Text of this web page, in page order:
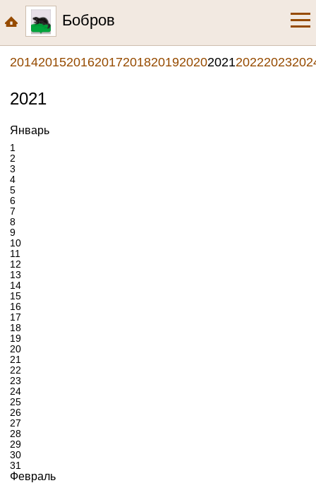
Бобров
2014201520162017201820192020202120222023
2021
Январь
1
2
3
4
5
6
7
8
9
10
11
12
13
14
15
16
17
18
19
20
21
22
23
24
25
26
27
28
29
30
31
Февраль